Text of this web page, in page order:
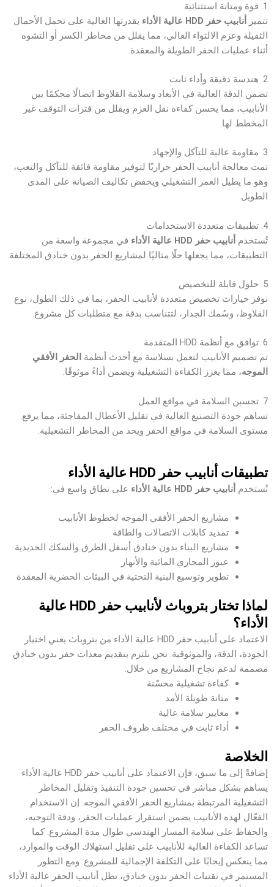
1. قوة ومتانة استثنائية
تتميز
أنابيب حفر HDD عالية الأداء
بقدرتها العالية على تحمل الأحمال
الثقيلة وعزم الالتواء العالي، مما يقلل من مخاطر الكسر أو التشوه
أثناء عمليات الحفر الطويلة والمعقدة.
2. هندسة دقيقة وأداء ثابت
تضمن الدقة العالية في الأبعاد وسلامة القلاوظ اتصالًا محكمًا بين
الأنابيب، مما يحسن كفاءة نقل العزم ويقلل من فترات التوقف غير
المخطط لها.
3. مقاومة عالية للتآكل والإجهاد
تمت معالجة أنابيب الحفر حراريًا لتوفير مقاومة فائقة للتآكل والتعب،
وهو ما يطيل العمر التشغيلي ويخفض تكاليف الصيانة على المدى
الطويل.
4. تطبيقات متعددة الاستخدامات
تُستخدم أنابيب حفر HDD عالية الأداء
في مجموعة واسعة من
التطبيقات، مما يجعلها حلًا مثاليًا لمشاريع الحفر بدون خنادق المختلفة.
5. حلول قابلة للتخصيص
نوفر خيارات تخصيص متعددة لأنابيب الحفر، بما في ذلك الطول، نوع
القلاوظ، وسُمك الجدار، لتتناسب بدقة مع متطلبات كل مشروع.
6. توافق مع أنظمة HDD المتقدمة
تم تصميم الأنابيب لتعمل بسلاسة مع أحدث أنظمة الحفر الأفقي
الموجه، مما يعزز الكفاءة التشغيلية ويضمن أداءً موثوقًا.
7. تحسين السلامة في مواقع العمل
تساهم جودة التصنيع العالية في تقليل الأعطال المفاجئة، مما يرفع
مستوى السلامة في مواقع الحفر ويحد من المخاطر التشغيلية.
تطبيقات أنابيب حفر HDD عالية الأداء
تُستخدم أنابيب حفر HDD عالية الأداء على نطاق واسع في:
مشاريع الحفر الأفقي الموجه لخطوط الأنابيب
تمديد كابلات الاتصالات والطاقة
مشاريع البناء بدون خنادق أسفل الطرق والسكك الحديدية
عبور المجاري المائية والأنهار
تطوير وتوسيع البنية التحتية في البيئات الحضرية المعقدة
لماذا تختار بتروباث لأنابيب حفر HDD عالية
الأداء؟
الاعتماد على أنابيب حفر HDD عالية الأداء من بتروباث يعني اختيار
الجودة، الدقة، والموثوقية. نحن نلتزم بتقديم معدات حفر بدون خنادق
مصممة لدعم نجاح المشاريع من خلال:
كفاءة تشغيلية محسّنة
متانة طويلة الأمد
معايير سلامة عالية
أداء ثابت في مختلف ظروف الحفر
الخلاصة
إضافةً إلى ما سبق، فإن الاعتماد على أنابيب حفر HDD عالية الأداء
يساهم بشكل مباشر في تحسين جودة التنفيذ وتقليل المخاطر
التشغيلية المرتبطة بمشاريع الحفر الأفقي الموجه. إن الاستخدام
الفعّال لهذه الأنابيب يضمن استقرار عمليات الحفر، ودقة التوجيه،
والحفاظ على سلامة المسار الهندسي طوال مدة المشروع. كما
تساعد الكفاءة العالية للأنابيب على تقليل استهلاك الوقت والموارد،
مما ينعكس إيجابًا على التكلفة الإجمالية للمشروع. ومع التطور
المستمر في تقنيات الحفر بدون خنادق، تظل أنابيب الحفر عالية الأداء